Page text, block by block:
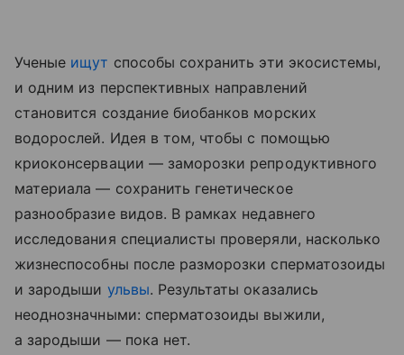
Ученые ищут способы сохранить эти экосистемы,
и одним из перспективных направлений
становится создание биобанков морских
водорослей. Идея в том, чтобы с помощью
криоконсервации — заморозки репродуктивного
материала — сохранить генетическое
разнообразие видов. В рамках недавнего
исследования специалисты проверяли, насколько
жизнеспособны после разморозки сперматозоиды
и зародыши ульвы. Результаты оказались
неоднозначными: сперматозоиды выжили,
а зародыши — пока нет.